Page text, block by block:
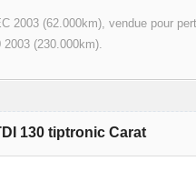
2003 (62.000km), vendue pour
(230.000km).
130 tiptronic Carat